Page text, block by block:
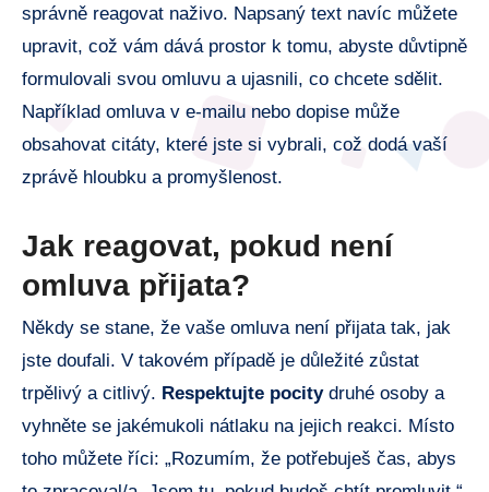
správně reagovat naživo. Napsaný ​text⁤ navíc‍ můžete
upravit,⁢ což vám⁢ dává ‌prostor k tomu, abyste ​důvtipně
formulovali⁣ svou omluvu a ujasnili, co chcete ⁤sdělit.
Například‌ omluva v e-mailu⁤ nebo dopise může
obsahovat citáty, které jste si vybrali, což dodá vaší⁤
zprávě hloubku‌ a ‌promyšlenost.
Jak reagovat, pokud ⁤není
omluva‍ přijata?
Někdy ⁢se stane,‍ že⁢ vaše omluva ⁣není přijata tak, jak
jste doufali. V takovém případě ⁤je důležité zůstat
⁤trpělivý a citlivý. Respektujte⁤ pocitydruhé osoby a
vyhněte se jakémukoli nátlaku⁣ na jejich ⁤reakci. Místo
toho můžete​ říci: „Rozumím, že potřebuješ ⁣čas, abys